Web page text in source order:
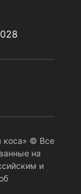
коса» © Все
на
и